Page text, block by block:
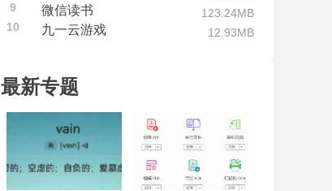
9
微信读书
123.24MB
10
九一云游戏 12.93MB
最新专题